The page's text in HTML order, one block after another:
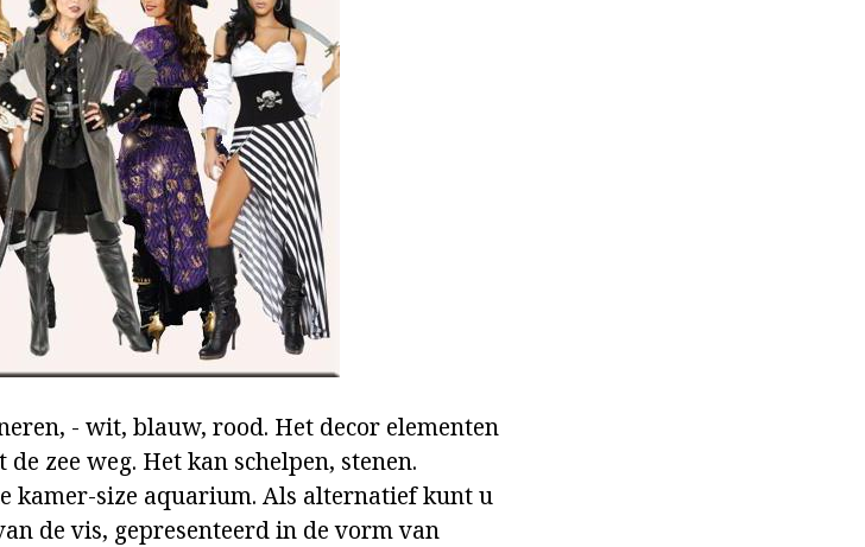
- wit, blauw, rood. Het decor elementen
zee weg. Het kan schelpen, stenen.
kamer-size aquarium. Als alternatief kunt u
de vis, gepresenteerd in de vorm van